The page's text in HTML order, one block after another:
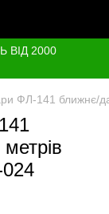
2000
ФЛ-141 ближнє/